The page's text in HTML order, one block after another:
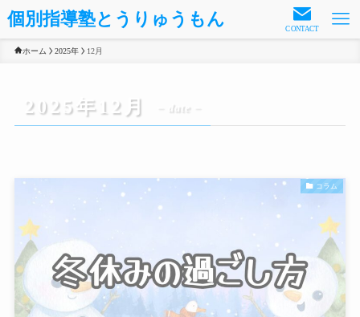
個別指導塾とうりゅうもん CONTACT
ホーム 2025年 12月
2025年12月 – date –
コラム